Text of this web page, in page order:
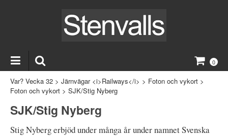
0
Var? Vecka 32 > Järnvägar <i>Railways</i> > Foton och vykort >
Foton och vykort > SJK/Stig Nyberg
SJK/Stig Nyberg
Stig Nyberg erbjöd under många år under namnet Svenska